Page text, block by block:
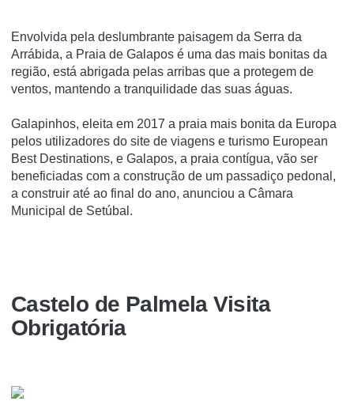
Envolvida pela deslumbrante paisagem da Serra da
Arrábida, a Praia de Galapos é uma das mais bonitas da
região, está abrigada pelas arribas que a protegem de
ventos, mantendo a tranquilidade das suas águas.
Galapinhos, eleita em 2017 a praia mais bonita da Europa
pelos utilizadores do site de viagens e turismo European
Best Destinations, e Galapos, a praia contígua, vão ser
beneficiadas com a construção de um passadiço pedonal,
a construir até ao final do ano, anunciou a Câmara
Municipal de Setúbal.
Castelo de Palmela Visita
Obrigatória